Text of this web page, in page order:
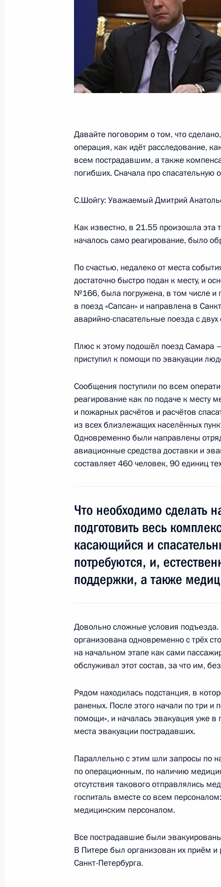
Дмитрий Медведев поздравил
«Коммерсанта» с 20-летием
30 ноября 2009 года, 09:00
Проект Договора о европейской
29 ноября 2009 года, 15:50
Медведеву о полном
Встреча с Президентом
Бердымухамедовым
29 ноября 2009 года, 12:00 Тверская
28 ноября 2009 года, суббота
кандидатуры на пост губернатора
автономного округа
28 ноября 2009 года, 17:15 Московская
Президент провёл совещание по
Дмитрий Медведев провёл
с катастрофой «Невского
происшествии на железной дороге
28 ноября 2009 года, 00:45
27 ноября 2009 года, пятница
Ответы на вопросы российских
27 ноября 2009 года, 19:00 Минск
Дмитрий Медведев и Президент
провели двустороннюю встречу
27 ноября 2009 года, 18:45
Соболезнования Королю
людей в результате наводнения
Давайте поговорим о том, что
операция, как идёт расследование,
всем пострадавшим, а также
погибших. Сначала про спасательную
С.Шойгу: Уважаемый Дмитрий
Как известно, в 21.55 произошла эта
началось само реагирование, было
По счастью, недалеко от места
достаточно быстро подан к месту, и
№166, была погружена, в том числе
в поезд «Сапсан» и направлена в
аварийно-спасательные поезда с двух
Плюс к этому подошёл поезд Самара
приступил к помощи по эвакуации
Сообщения поступили по всем
реагирование как по подаче к месту
и пожарных расчётов и расчётов
из всех близлежащих населённых
Одновременно были направлены
авиационные средства доставки и
составляет 460 человек, 90 единиц
Что необходимо сделать
подготовить весь
касающийся и
потребуются, и,
поддержки, а также
Довольно сложные условия
организована одновременно с трёх
на начальном этапе как сами
обслуживал этот состав, за что им,
Рядом находилась подстанция, в
раненых. После этого начали по три
помощи», и началась эвакуация уже
места эвакуации пострадавших.
Параллельно с этим шли запросы по
по операционным, по наличию
отсутствия такового отправлялись
госпиталь вместе со всем
медицинским персоналом.
Все пострадавшие были
В Питере был организован их приём
Санкт-Петербурга.